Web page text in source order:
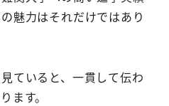
魅力はそれだけではあり
ていると、一貫して伝わ
ます。